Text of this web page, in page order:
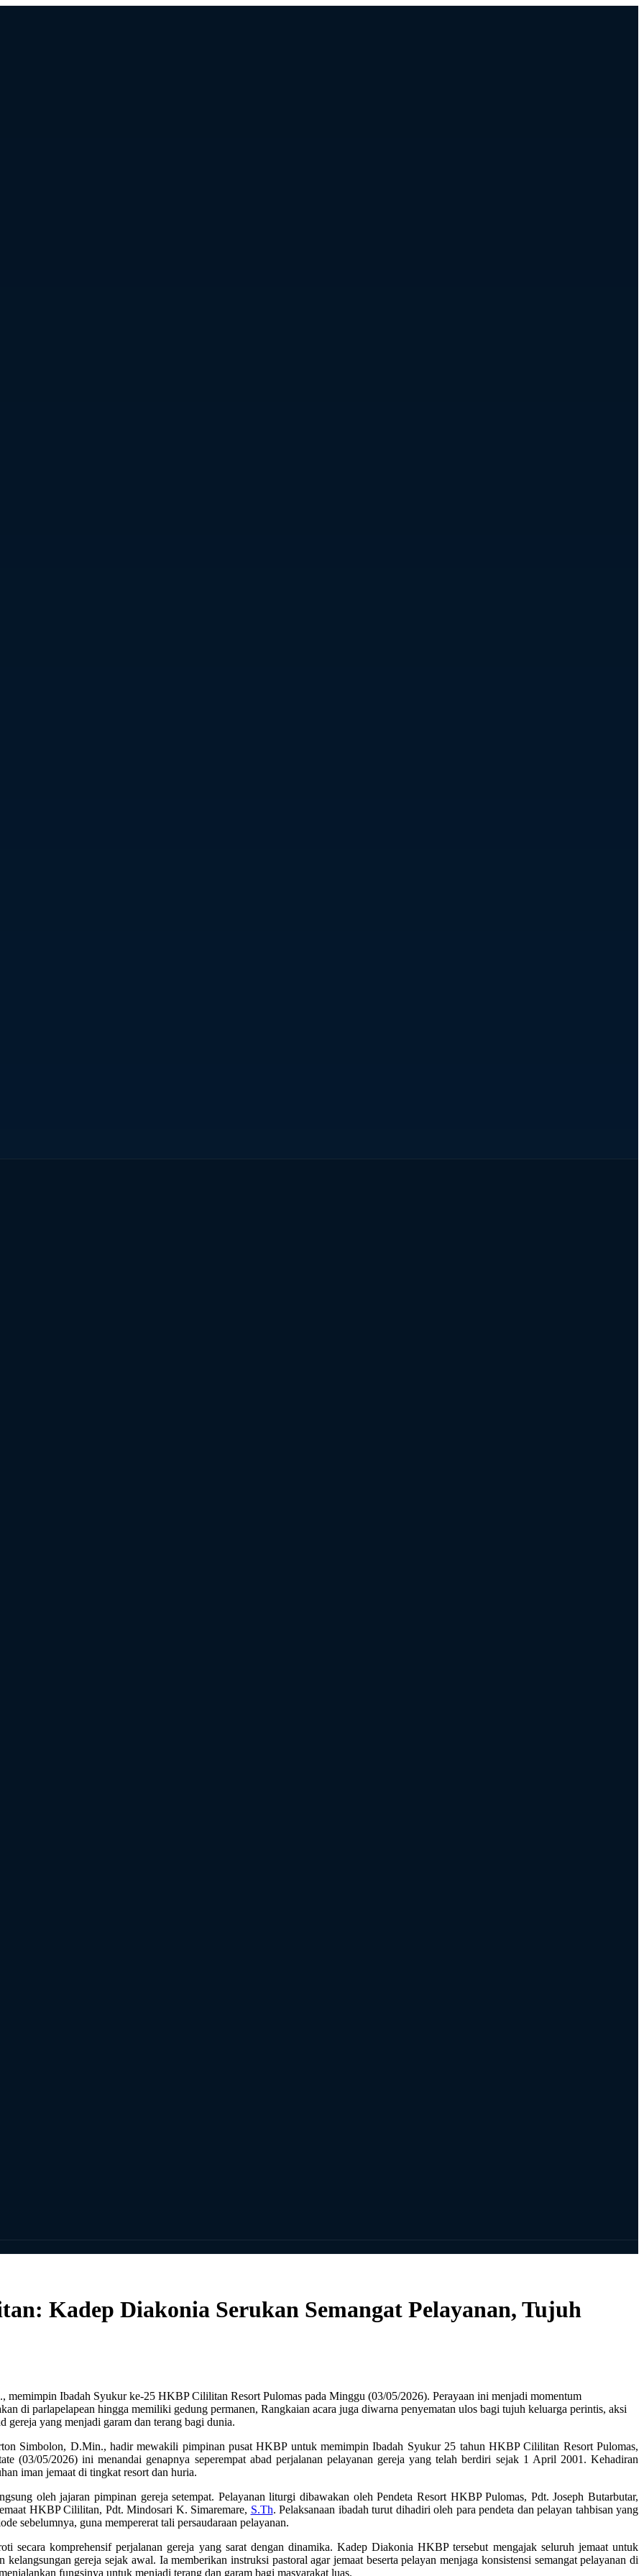
Kadep Diakonia Serukan Semangat Pelayanan, Tujuh
Ibadah Syukur ke-25 HKBP Cililitan Resort Pulomas pada Minggu (03/05/2026). Perayaan ini menjadi momentum
di parlapelapean hingga memiliki gedung permanen, Rangkaian acara juga diwarna penyematan ulos bagi tujuh keluarga perintis, aksi
gereja yang menjadi garam dan terang bagi dunia.
Simbolon, D.Min., hadir mewakili pimpinan pusat HKBP untuk memimpin Ibadah Syukur 25 tahun HKBP Cililitan Resort Pulomas,
(03/05/2026) ini menandai genapnya seperempat abad perjalanan pelayanan gereja yang telah berdiri sejak 1 April 2001. Kehadiran
iman jemaat di tingkat resort dan huria.
oleh jajaran pimpinan gereja setempat. Pelayanan liturgi dibawakan oleh Pendeta Resort HKBP Pulomas, Pdt. Joseph Butarbutar,
HKBP Cililitan, Pdt. Mindosari K. Simaremare, S.Th. Pelaksanaan ibadah turut dihadiri oleh para pendeta dan pelayan tahbisan yang
sebelumnya, guna mempererat tali persaudaraan pelayanan.
secara komprehensif perjalanan gereja yang sarat dengan dinamika. Kadep Diakonia HKBP tersebut mengajak seluruh jemaat untuk
gereja sejak awal. Ia memberikan instruksi pastoral agar jemaat beserta pelayan menjaga konsistensi semangat pelayanan di
fungsinya untuk menjadi terang dan garam bagi masyarakat luas.